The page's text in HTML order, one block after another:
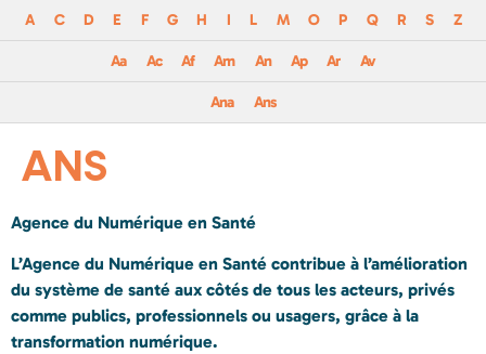
A C D E F G H I L M O P Q R S Z
Aa Ac Af Am An Ap Ar Av
Ana Ans
ANS
Agence du Numérique en Santé
L’Agence du Numérique en Santé contribue à l’amélioration
du système de santé aux côtés de tous les acteurs, privés
comme publics, professionnels ou usagers, grâce à la
transformation numérique.